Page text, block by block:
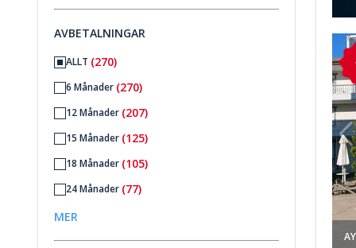
6+(11)
AVBETALNINGAR
ALLT (270)
6 Månader (270)
12 Månader (207)
15 Månader (125)
18 Månader (105)
24 Månader (77)
30 Månader
36 Månader(21)
MER
I Antalya Kadriye 1Möblerad Lägenhet Med 5 Sovrum Till Salu I Antalya